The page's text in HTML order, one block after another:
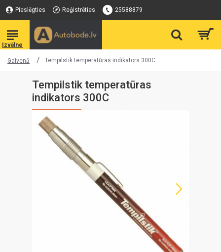
Pieslēgties Reģistrēties 25588879
Galvenā Tempilstik temperatūras indikators 300C
Tempilstik temperatūras
indikators 300C